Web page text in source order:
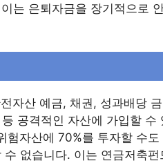
는 은퇴자금을 장기적으로
자산 예금, 채권, 성과배당
공격적인 자산에 가입할
험자산에 70%를 투자할 수
없습니다. 이는 연금저축